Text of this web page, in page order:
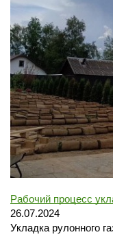
Рабочий процесс
26.07.2024
Укладка рулонного